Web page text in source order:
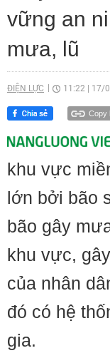
vững an
mưa, lũ
ĐIỆN LỰC 11:22 17/
Copy
khu vực
lớn bởi bão
bão gây
khu vực,
của nhân
đó có hệ
gia.